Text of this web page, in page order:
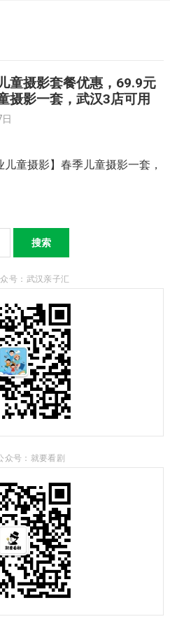
童摄影套餐优惠，69.9元
摄影一套，武汉3店可用
童摄影】春季儿童摄影一套，
号：武汉亲子汇
众号：就要看剧